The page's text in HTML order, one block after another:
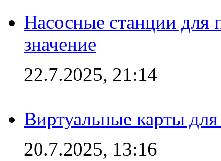
Насосные станции для
значение
22.7.2025, 21:14
Виртуальные карты
20.7.2025, 13:16